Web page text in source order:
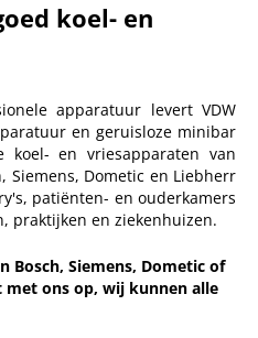
koel- en
apparatuur levert VDW
en geruisloze minibar
koel- en vriesapparaten van
Siemens, Dometic en Liebherr
patiënten- en ouderkamers
praktijken en ziekenhuizen.
Bosch, Siemens, Dometic of
met ons op, wij kunnen alle